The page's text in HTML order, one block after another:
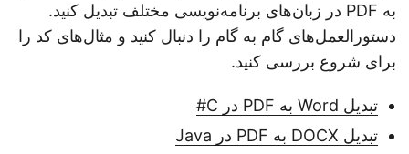
به PDF در زبان‌های برنامه‌نویسی مختلف تبدیل کنید.
دستورالعمل‌های گام به گام را دنبال کنید و مثال‌های کد را
برای شروع بررسی کنید.
تبدیل Word به PDF در C#
تبدیل DOCX به PDF در Java